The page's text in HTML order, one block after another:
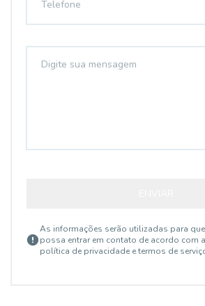
As informações serão utilizadas para
possa entrar em contato de acordo com a
política de privacidade e termos de